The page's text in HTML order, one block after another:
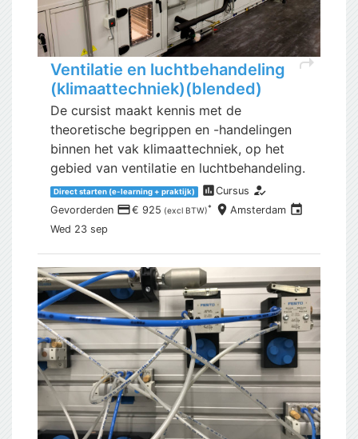
shortcut
Ventilatie en luchtbehandeling
(klimaattechniek)(blended)
De cursist maakt kennis met de
theoretische begrippen en -handelingen
binnen het vak klimaattechniek, op het
gebied van ventilatie en luchtbehandeling.
Direct starten (e-learning + praktijk) assessment Cursus how_to_reg
Gevorderden payment€ 925 (excl BTW)* place Amsterdam event
Wed 23 sep